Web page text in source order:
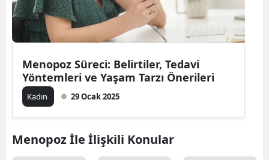
Hatay
İstanbul
Kastamonu
Menopoz Süreci: Belirtiler, Tedavi
Yöntemleri ve Yaşam Tarzı Önerileri
Kadın 29 Ocak 2025
Menopoz İle İlişkili Konular